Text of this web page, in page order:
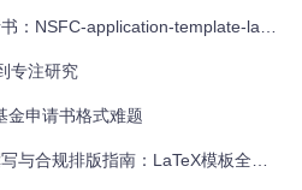
子内部的家具和装饰
template-latex智能排版工具全攻略
专注研究
金申请书格式难题
合规排版指南：LaTeX模板全攻略